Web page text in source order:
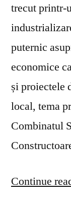
trecut printr-
puternic
economice
și proiectele
local, tema
Combinatul
Continue